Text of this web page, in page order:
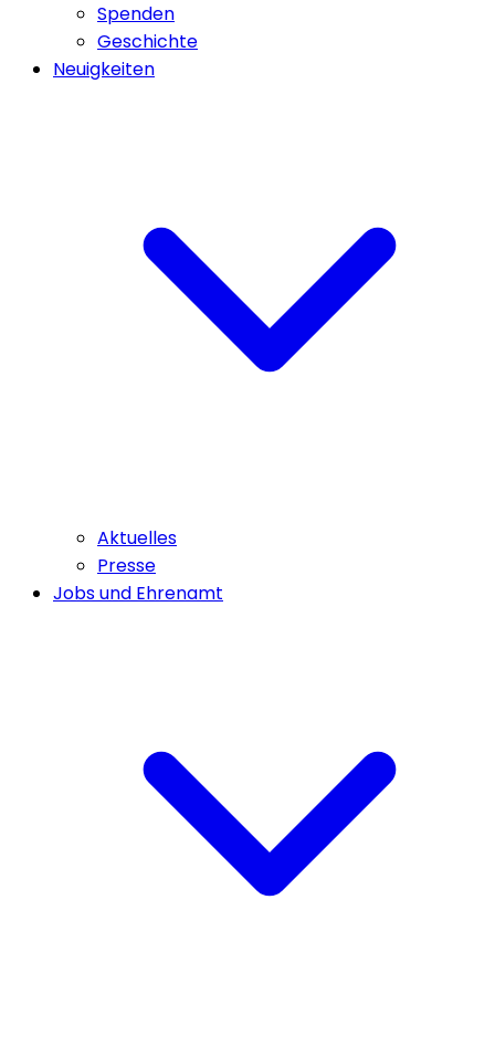
Spenden
Geschichte
Neuigkeiten
Aktuelles
Presse
Jobs und Ehrenamt